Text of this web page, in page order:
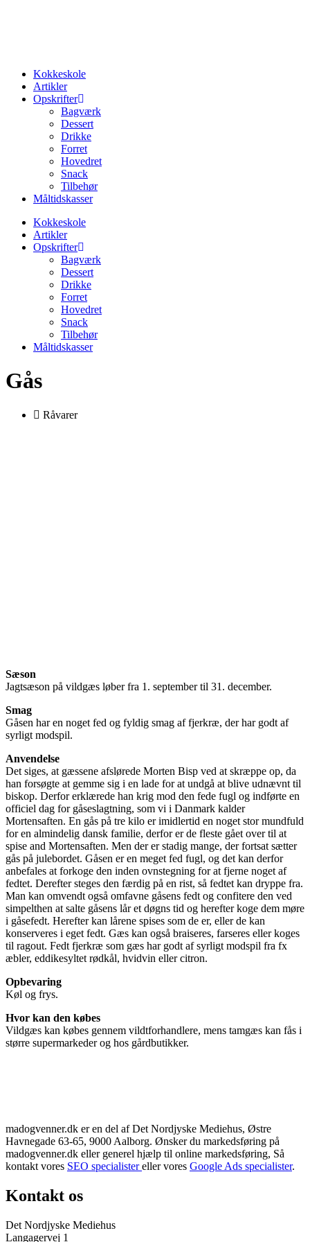
Kokkeskole
Artikler
Opskrifter
Bagværk
Dessert
Drikke
Forret
Hovedret
Snack
Tilbehør
Måltidskasser
Kokkeskole
Artikler
Opskrifter
Bagværk
Dessert
Drikke
Forret
Hovedret
Snack
Tilbehør
Måltidskasser
Gås
Råvarer
Sæson
Jagtsæson på vildgæs løber fra 1. september til 31. december.
Smag
Gåsen har en noget fed og fyldig smag af fjerkræ, der har godt af
syrligt modspil.
Anvendelse
Det siges, at gæssene afslørede Morten Bisp ved at skræppe op, da
han forsøgte at gemme sig i en lade for at undgå at blive udnævnt til
biskop. Derfor erklærede han krig mod den fede fugl og indførte en
officiel dag for gåseslagtning, som vi i Danmark kalder
Mortensaften. En gås på tre kilo er imidlertid en noget stor mundfuld
for en almindelig dansk familie, derfor er de fleste gået over til at
spise and Mortensaften. Men der er stadig mange, der fortsat sætter
gås på julebordet. Gåsen er en meget fed fugl, og det kan derfor
anbefales at forkoge den inden ovnstegning for at fjerne noget af
fedtet. Derefter steges den færdig på en rist, så fedtet kan dryppe fra.
Man kan omvendt også omfavne gåsens fedt og confitere den ved
simpelthen at salte gåsens lår et døgns tid og herefter koge dem møre
i gåsefedt. Herefter kan lårene spises som de er, eller de kan
konserveres i eget fedt. Gæs kan også braiseres, farseres eller koges
til ragout. Fedt fjerkræ som gæs har godt af syrligt modspil fra fx
æbler, eddikesyltet rødkål, hvidvin eller citron.
Opbevaring
Køl og frys.
Hvor kan den købes
Vildgæs kan købes gennem vildtforhandlere, mens tamgæs kan fås i
større supermarkeder og hos gårdbutikker.
madogvenner.dk er en del af Det Nordjyske Mediehus, Østre
Havnegade 63-65, 9000 Aalborg. Ønsker du markedsføring på
madogvenner.dk eller generel hjælp til online markedsføring, Så
kontakt vores SEO specialistereller vores Google Ads specialister.
Kontakt os
Det Nordjyske Mediehus
Langagervej 1